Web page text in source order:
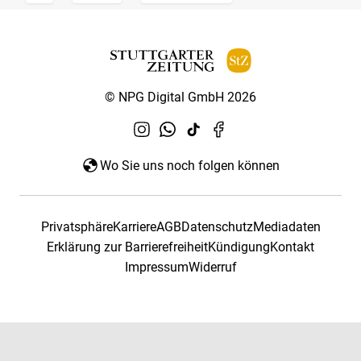
© NPG Digital GmbH 2026
Wo Sie uns noch folgen können
PrivatsphäreKarriereAGBDatenschutzMediadaten
Erklärung zur BarrierefreiheitKündigungKontakt
ImpressumWiderruf